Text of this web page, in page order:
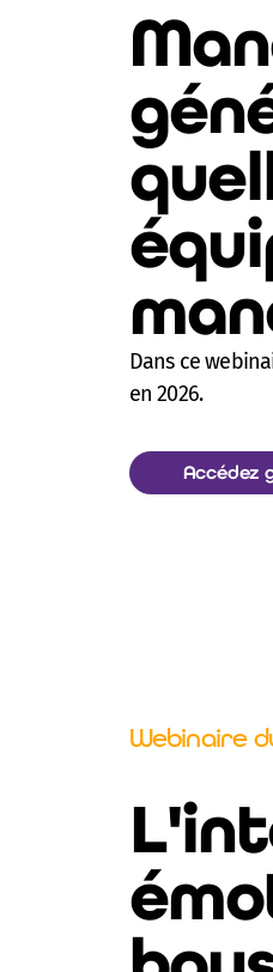
Dans ce
en 2026.
Accédez
Webinaire